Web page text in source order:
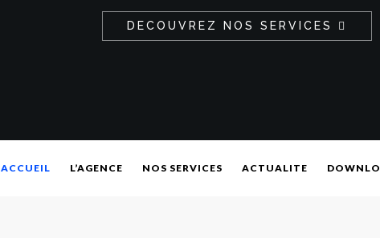
DECOUVREZ NOS SERVICES
ACCUEIL L’AGENCE NOS SERVICES ACTUALITE